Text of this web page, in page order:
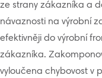
ze strany zákazníka a
návaznosti na výrobní
efektivněji do výrobní
zákazníka.
vyloučena chybovost v